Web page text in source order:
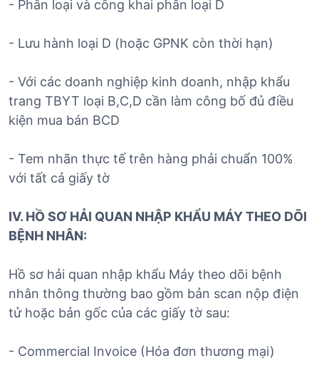
- Phân loại và công khai phân loại D
- Lưu hành loại D (hoặc GPNK còn thời hạn)
- Với các doanh nghiệp kinh doanh, nhập khẩu
trang TBYT loại B,C,D cần làm công bố đủ điều
kiện mua bán BCD
- Tem nhãn thực tế trên hàng phải chuẩn 100%
với tất cả giấy tờ
IV. HỒ SƠ HẢI QUAN NHẬP KHẨU MÁY THEO DÕI
BỆNH NHÂN:
Hồ sơ hải quan nhập khẩu Máy theo dõi bệnh
nhân thông thường bao gồm bản scan nộp điện
tử hoặc bản gốc của các giấy tờ sau:
- Commercial Invoice (Hóa đơn thương mại)